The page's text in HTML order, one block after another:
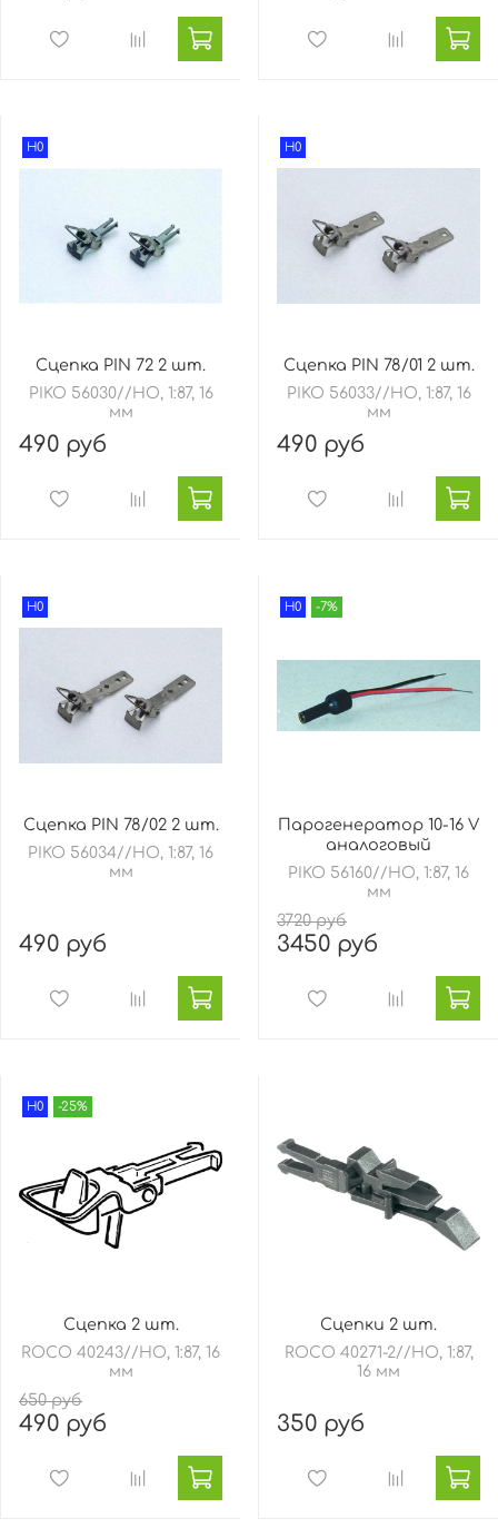
H0
Сцепка PIN 72 2 шт.
PIKO 56030//HO, 1:87, 16
мм
490 руб
H0
Сцепка PIN 78/01 2 шт.
PIKO 56033//HO, 1:87, 16
мм
490 руб
H0
Сцепка PIN 78/02 2 шт.
PIKO 56034//HO, 1:87, 16
мм
490 руб
H0 -7%
Парогенератор 10-16 V
аналоговый
PIKO 56160//HO, 1:87, 16
мм
3720 руб
3450 руб
H0 -25%
Сцепка 2 шт.
ROCO 40243//HO, 1:87, 16
мм
650 руб
490 руб
Сцепки 2 шт.
ROCO 40271-2//HO, 1:87,
16 мм
350 руб